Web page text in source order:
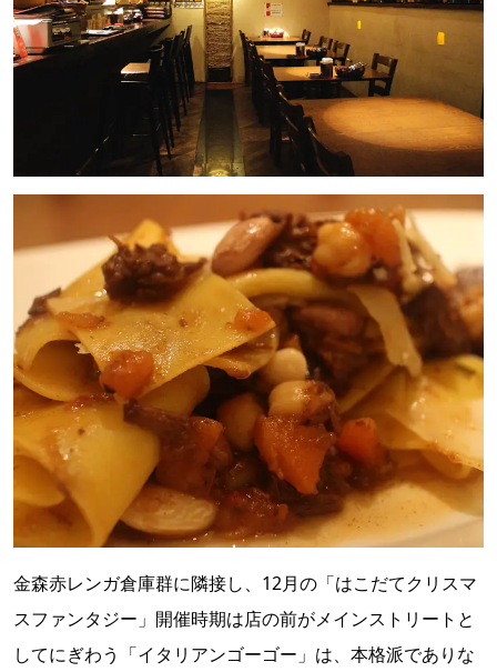
金森赤レンガ倉庫群に隣接し、12月の「はこだてクリスマ
スファンタジー」開催時期は店の前がメインストリートと
してにぎわう「イタリアンゴーゴー」は、本格派でありな